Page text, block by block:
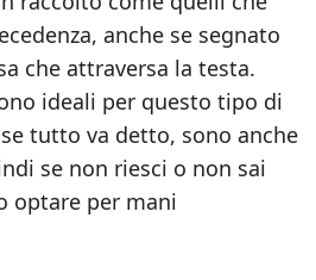
anche se segnato
che attraversa la testa.
ideali per questo tipo di
tutto va detto, sono anche
se non riesci o non sai
optare per mani